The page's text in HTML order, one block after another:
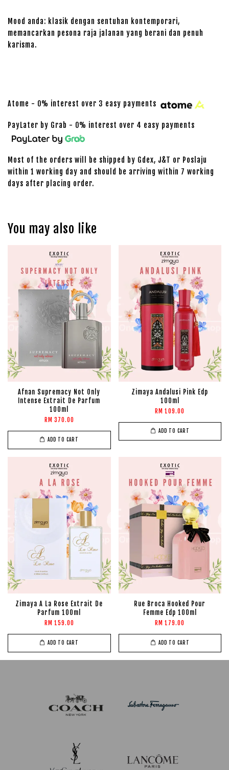
Mood anda: klasik dengan sentuhan kontemporari,
memancarkan pesona raja jalanan yang berani dan penuh
karisma.
Atome - 0% interest over 3 easy payments
PayLater by Grab - 0% interest over 4 easy payments
Most of the orders will be shipped by Gdex, J&T or Poslaju
within 1 working day and should be arriving within 7 working
days after placing order.
You may also like
Afnan Supremacy Not Only
Intense Extrait De Parfum
100ml
RM 370.00
ADD TO CART
Zimaya Andalusi Pink Edp
100ml
RM 109.00
ADD TO CART
Zimaya A La Rose Extrait De
Parfum 100ml
RM 159.00
ADD TO CART
Rue Broca Hooked Pour
Femme Edp 100ml
RM 179.00
ADD TO CART